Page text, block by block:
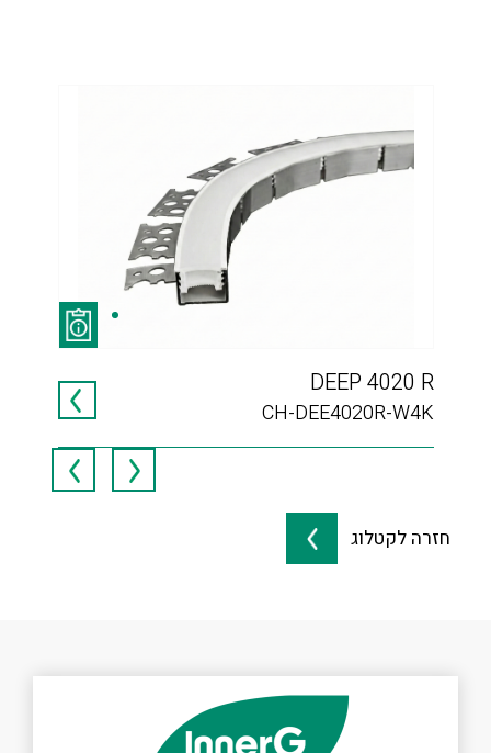
DEEP 4020 R
CH-DEE4020R-W4K
חזרה לקטלוג